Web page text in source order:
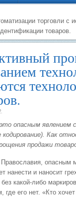
торговли с
товаров.
опасным явлением
Как
продажи
опасным
и наносит
какой-либо
его нет. «Кто